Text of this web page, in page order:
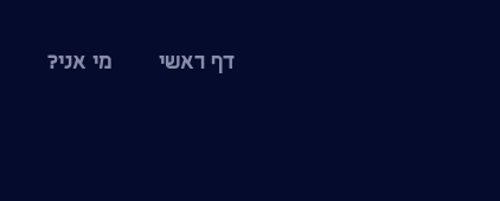
דף ראשי מי אני?